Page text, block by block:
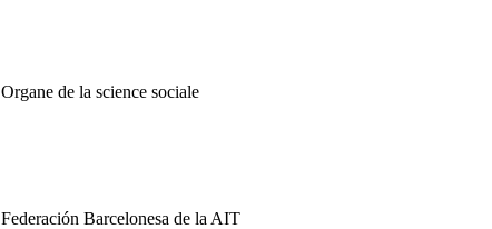
Organe de la science sociale
Federación Barcelonesa de la AIT